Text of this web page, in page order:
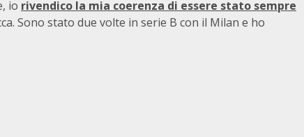
io rivendico la mia coerenza di essere stato sempre
Sono stato due volte in serie B con il Milan e ho